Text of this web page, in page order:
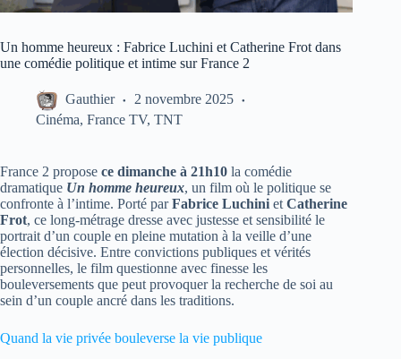
Un homme heureux : Fabrice Luchini et Catherine Frot dans
une comédie politique et intime sur France 2
Gauthier
2 novembre 2025
Cinéma, France TV, TNT
France 2 propose ce dimanche à 21h10 la comédie
dramatique Un homme heureux, un film où le politique se
confronte à l’intime. Porté parFabrice Luchini et Catherine
Frot, ce long-métrage dresse avec justesse et sensibilité le
portrait d’un couple en pleine mutation à la veille d’une
élection décisive. Entre convictions publiques et vérités
personnelles, le film questionne avec finesse les
bouleversements que peut provoquer la recherche de soi au
sein d’un couple ancré dans les traditions.
Quand la vie privée bouleverse la vie publique